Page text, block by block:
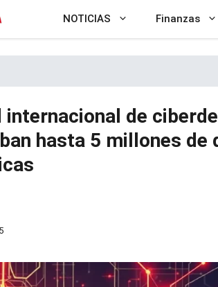
NOTICIAS Finanzas
internacional de
hasta 5 millones de